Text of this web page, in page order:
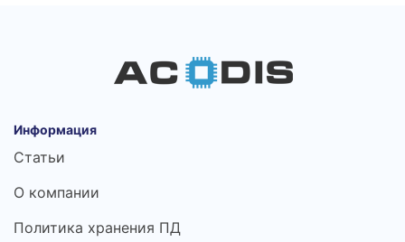
Информация
Статьи
О компании
Политика хранения ПД